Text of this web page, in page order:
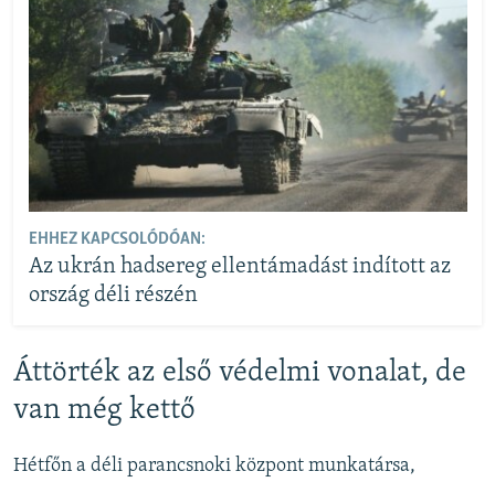
EHHEZ KAPCSOLÓDÓAN:
Az ukrán hadsereg ellentámadást indított az
ország déli részén
Áttörték az első védelmi vonalat, de
van még kettő
Hétfőn a déli parancsnoki központ munkatársa,